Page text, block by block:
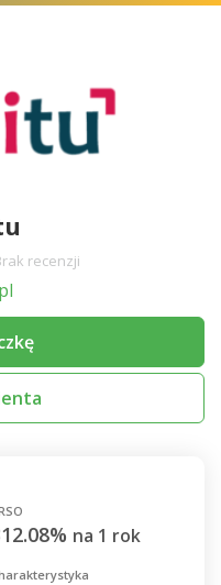
recenzji
na 1 rok